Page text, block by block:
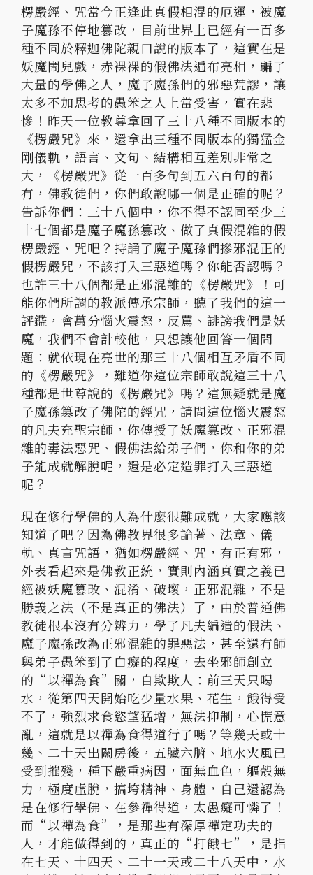
楞嚴經、咒當今正逢此真假相混的厄運，被魔
子魔孫不停地篡改，目前世界上已經有一百多
種不同於釋迦佛陀親口說的版本了，這實在是
妖魔鬧兒戲，赤裸裸的假佛法遍布亮相，騙了
大量的學佛之人，魔子魔孫們的邪惡荒謬，讓
太多不加思考的愚笨之人上當受害，實在悲
慘！昨天一位教尊拿回了三十八種不同版本的
《楞嚴咒》來，還拿出三種不同版本的獨猛金
剛儀軌，語言、文句、結構相互差別非常之
大，《楞嚴咒》從一百多句到五六百句的都
有，佛教徒們，你們敢說哪一個是正確的呢？
告訴你們：三十八個中，你不得不認同至少三
十七個都是魔子魔孫篡改、做了真假混雜的假
楞嚴經、咒吧？持誦了魔子魔孫們摻邪混正的
假楞嚴咒，不該打入三惡道嗎？你能否認嗎？
也許三十八個都是正邪混雜的《楞嚴咒》！可
能你們所謂的教派傳承宗師，聽了我們的這一
評鑑，會萬分惱火震怒，反罵、誹謗我們是妖
魔，我們不會計較他，只想讓他回答一個問
題：就依現在亮世的那三十八個相互矛盾不同
的《楞嚴咒》，難道你這位宗師敢說這三十八
種都是世尊說的《楞嚴咒》嗎？這無疑就是魔
子魔孫篡改了佛陀的經咒，請問這位惱火震怒
的凡夫充聖宗師，你傳授了妖魔篡改、正邪混
雜的毒法惡咒、假佛法給弟子們，你和你的弟
子能成就解脫呢，還是必定造罪打入三惡道
呢？
現在修行學佛的人為什麼很難成就，大家應該
知道了吧？因為佛教界很多論著、法章、儀
軌、真言咒語，猶如楞嚴經、咒，有正有邪，
外表看起來是佛教正統，實則內涵真實之義已
經被妖魔篡改、混淆、破壞，正邪混雜，不是
勝義之法（不是真正的佛法）了，由於普通佛
教徒根本沒有分辨力，學了凡夫編造的假法、
魔子魔孫改為正邪混雜的罪惡法，甚至還有師
與弟子愚笨到了白癡的程度，去坐邪師創立
的“以禪為食”關，自欺欺人：前三天只喝
水，從第四天開始吃少量水果、花生，餓得受
不了，強烈求食慾望猛增，無法抑制，心慌意
亂，這就是以禪為食得道行了嗎？等幾天或十
幾、二十天出關房後，五臟六腑、地水火風已
受到摧殘，種下嚴重病因，面無血色，軀殼無
力，極度虛脫，搞垮精神、身體，自己還認為
是在修行學佛、在參禪得道，太愚癡可憐了！
而“以禪為食”，是那些有深厚禪定功夫的
人，才能做得到的，真正的“打餓七”，是指
在七天、十四天、二十一天或二十八天中，水